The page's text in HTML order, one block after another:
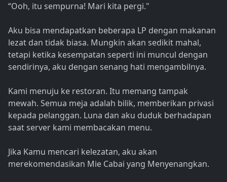
“Ooh, itu sempurna! Mari kita pergi."
Aku bisa mendapatkan beberapa LP dengan makanan
lezat dan tidak biasa. Mungkin akan sedikit mahal,
tetapi ketika kesempatan seperti ini muncul dengan
sendirinya, aku dengan senang hati mengambilnya.
Kami menuju ke restoran. Itu memang tampak
mewah. Semua meja adalah bilik, memberikan privasi
kepada pelanggan. Luna dan aku duduk berhadapan
saat server kami membacakan menu.
Jika Kamu mencari kelezatan, aku akan
merekomendasikan Mie Cabai yang Menyenangkan.